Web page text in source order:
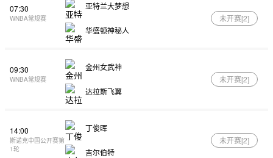
07:30
WNBA常规赛
亚特兰大梦想
华盛顿神秘人
未开赛[2]
09:30
WNBA常规赛
金州女武神
达拉斯飞翼
未开赛[2]
14:00
斯诺克中国公开赛第
1轮
丁俊晖
吉尔伯特
未开赛[2]